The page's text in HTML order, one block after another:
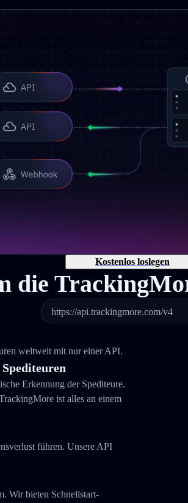
Kostenlos loslegen
die
https://api.trackingmore.com/v4
weltweit mit nur einer API.
Erkennung der Spediteure.
ist alles an einem
führen. Unsere API
Wir bieten Schnellstart-